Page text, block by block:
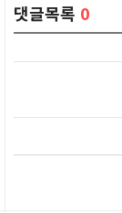
댓글목록 0